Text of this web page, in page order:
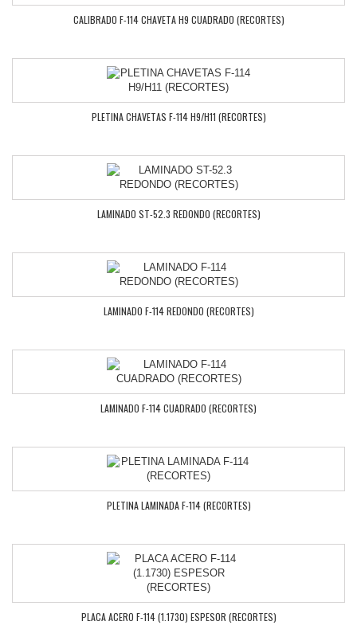
CALIBRADO F-114 CHAVETA H9 CUADRADO (RECORTES)
PLETINA CHAVETAS F-114 H9/H11 (RECORTES)
LAMINADO ST-52.3 REDONDO (RECORTES)
LAMINADO F-114 REDONDO (RECORTES)
LAMINADO F-114 CUADRADO (RECORTES)
PLETINA LAMINADA F-114 (RECORTES)
PLACA ACERO F-114 (1.1730) ESPESOR (RECORTES)